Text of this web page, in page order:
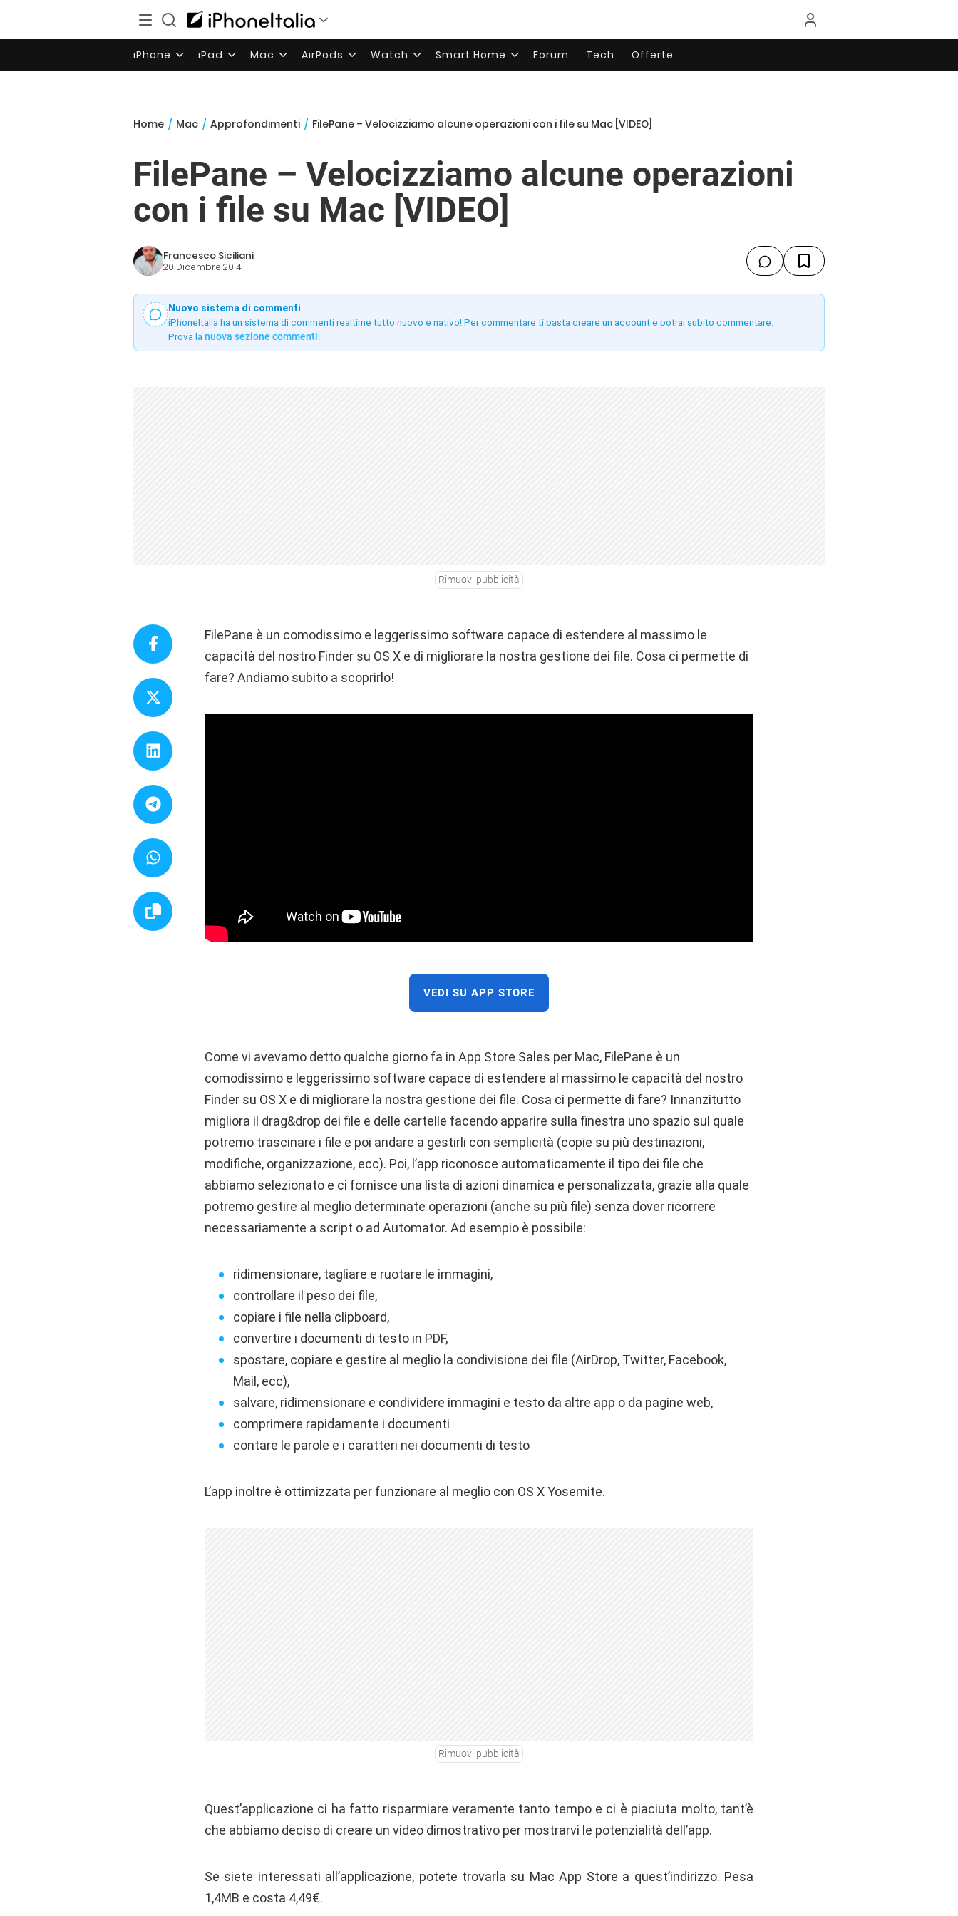
iPhone iPad Mac AirPods Watch Smart Home Forum Tech Offerte
Home / Mac / Approfondimenti / FilePane – Velocizziamo alcune operazioni con i file su Mac [VIDEO]
FilePane – Velocizziamo alcune operazioni
con i file su Mac [VIDEO]
Francesco Siciliani
20 Dicembre 2014
Nuovo sistema di commenti
iPhoneItalia ha un sistema di commenti realtime tutto nuovo e nativo! Per commentare ti basta creare un account e potrai subito commentare.
Prova la nuova sezione commenti!
Rimuovi pubblicità
FilePane è un comodissimo e leggerissimo software capace di estendere al massimo le
capacità del nostro Finder su OS X e di migliorare la nostra gestione dei file. Cosa ci permette di
fare? Andiamo subito a scoprirlo!
VEDI SU APP STORE
Come vi avevamo detto qualche giorno fa in App Store Sales per Mac, FilePane è un
comodissimo e leggerissimo software capace di estendere al massimo le capacità del nostro
Finder su OS X e di migliorare la nostra gestione dei file. Cosa ci permette di fare? Innanzitutto
migliora il drag&drop dei file e delle cartelle facendo apparire sulla finestra uno spazio sul quale
potremo trascinare i file e poi andare a gestirli con semplicità (copie su più destinazioni,
modifiche, organizzazione, ecc). Poi, l’app riconosce automaticamente il tipo dei file che
abbiamo selezionato e ci fornisce una lista di azioni dinamica e personalizzata, grazie alla quale
potremo gestire al meglio determinate operazioni (anche su più file) senza dover ricorrere
necessariamente a script o ad Automator. Ad esempio è possibile:
ridimensionare, tagliare e ruotare le immagini,
controllare il peso dei file,
copiare i file nella clipboard,
convertire i documenti di testo in PDF,
spostare, copiare e gestire al meglio la condivisione dei file (AirDrop, Twitter, Facebook,
Mail, ecc),
salvare, ridimensionare e condividere immagini e testo da altre app o da pagine web,
comprimere rapidamente i documenti
contare le parole e i caratteri nei documenti di testo
L’app inoltre è ottimizzata per funzionare al meglio con OS X Yosemite.
Rimuovi pubblicità
Quest’applicazione ci ha fatto risparmiare veramente tanto tempo e ci è piaciuta molto, tant’è
che abbiamo deciso di creare un video dimostrativo per mostrarvi le potenzialità dell’app.
Se siete interessati all’applicazione, potete trovarla su Mac App Store a quest’indirizzo. Pesa
1,4MB e costa 4,49€.